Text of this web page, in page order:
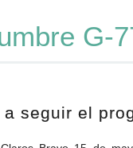
G-
seguir el